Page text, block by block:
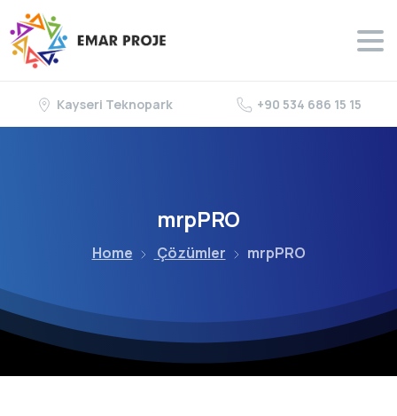
Kayseri Teknopark +90 534 686 15 15
mrpPRO
Home Çözümler mrpPRO